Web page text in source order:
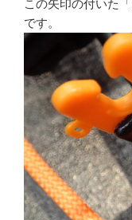
この矢印の付いた「
です。